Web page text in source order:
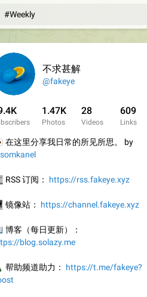
不求甚解
@fakeye
1.47K
Photos
28
Videos
609
Links
在这里分享我日常的所见所思。 by
RSS 订阅： https://rss.fakeye.xyz
镜像站： https://channel.fakeye.xyz
博客（每日更新）：
blog.solazy.me
帮助频道助力： https://t.me/fakeye?